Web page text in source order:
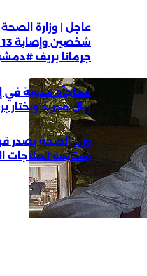
عاجل | وزارة
جرمانا بريف
مفاجأة مدوية في
ريال مدريد ويختار
وزير الصحة يصدر
ومتابعة العلاجات